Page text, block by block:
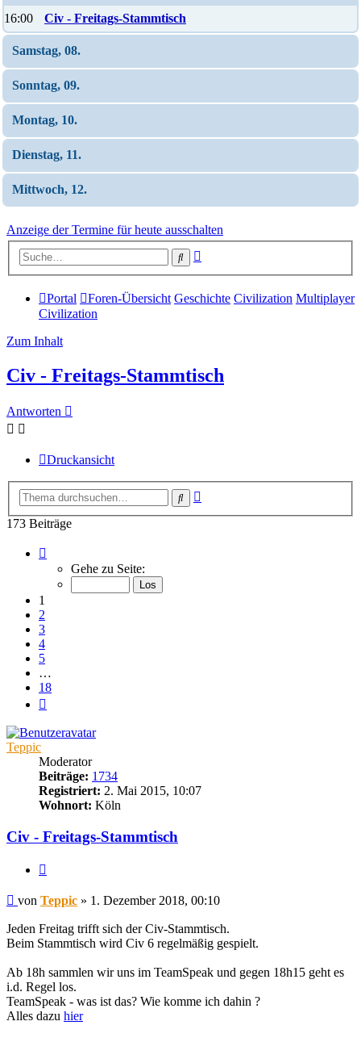
16:00 Civ - Freitags-Stammtisch
Samstag, 08.
Sonntag, 09.
Montag, 10.
Dienstag, 11.
Mittwoch, 12.
Anzeige der Termine für heute ausschalten
Suche
Portal Foren-Übersicht Geschichte Civilization Multiplayer
Civilization
Zum Inhalt
Civ - Freitags-Stammtisch
Antworten
Druckansicht
Suche
173 Beiträge
von
Gehe zu Seite:
1
2
3
4
5
…
18
Teppic
Moderator
Beiträge: 1734
Registriert: 2. Mai 2015, 10:07
Wohnort: Köln
Civ - Freitags-Stammtisch
Beitrag
von Teppic » 1. Dezember 2018, 00:10
Jeden Freitag trifft sich der Civ-Stammtisch.
Beim Stammtisch wird Civ 6 regelmäßig gespielt.
Ab 18h sammlen wir uns im TeamSpeak und gegen 18h15 geht es
i.d. Regel los.
TeamSpeak - was ist das? Wie komme ich dahin ?
Alles dazu hier